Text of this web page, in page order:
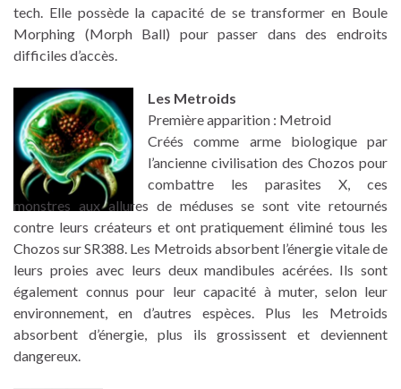
tech. Elle possède la capacité de se transformer en Boule
Morphing (Morph Ball) pour passer dans des endroits
difficiles d’accès.
Les Metroids
Première apparition : Metroid
Créés comme arme biologique par
l’ancienne civilisation des Chozos pour
combattre les parasites X, ces
monstres aux allures de méduses se sont vite retournés
contre leurs créateurs et ont pratiquement éliminé tous les
Chozos sur SR388. Les Metroids absorbent l’énergie vitale de
leurs proies avec leurs deux mandibules acérées. Ils sont
également connus pour leur capacité à muter, selon leur
environnement, en d’autres espèces. Plus les Metroids
absorbent d’énergie, plus ils grossissent et deviennent
dangereux.